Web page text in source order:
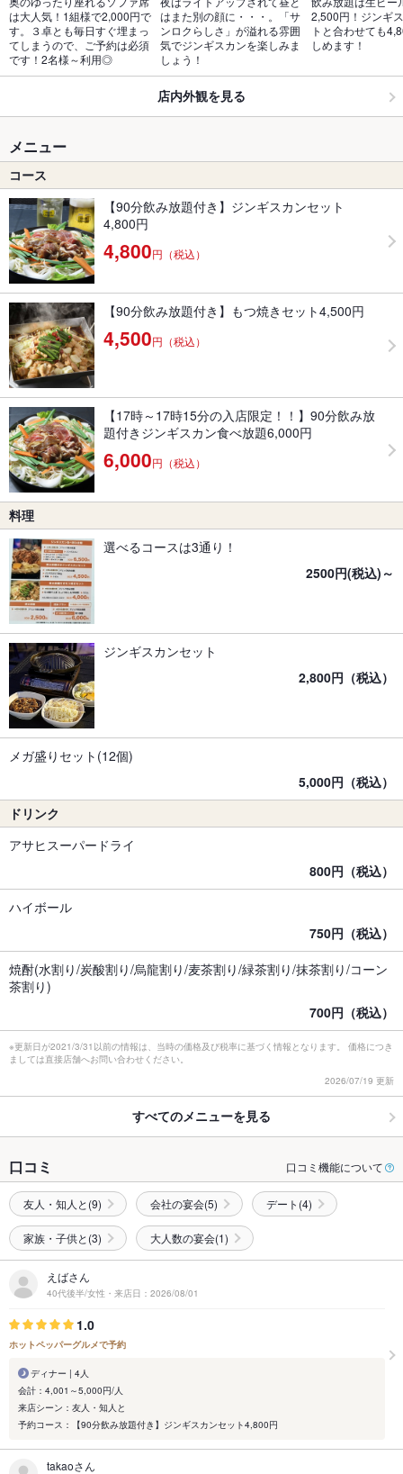
は大人気！1組様で2,000円で
す。３卓とも毎日すぐ埋まっ
てしまうので、ご予約は必須
です！2名様～利用◎
はまた別の顔に・・・。「サ
ンロクらしさ」が溢れる雰囲
気でジンギスカンを楽しみま
しょう！
2,500円！ジンギ
トと合わせても
しめます！
店内外観を見る
メニュー
コース
【90分飲み放題付き】ジンギスカンセット
4,800円
4,800円（税込）
【90分飲み放題付き】もつ焼きセット4,500円
4,500円（税込）
【17時～17時15分の入店限定！！】90分飲み放
題付きジンギスカン食べ放題6,000円
6,000円（税込）
料理
選べるコースは3通り！
2500円(税込)～
ジンギスカンセット
2,800円（税込）
メガ盛りセット(12個)
5,000円（税込）
ドリンク
アサヒスーパードライ
800円（税込）
ハイボール
750円（税込）
焼酎(水割り/炭酸割り/烏龍割り/麦茶割り/緑茶割り/抹茶割り/コーン
茶割り)
700円（税込）
※更新日が2021/3/31以前の情報は、当時の価格及び税率に基づく情報となります。 価格につき
ましては直接店舗へお問い合わせください。
2026/07/19 更新
すべてのメニューを見る
口コミ 口コミ機能について
友人・知人と(9) 会社の宴会(5) デート(4)
家族・子供と(3) 大人数の宴会(1)
えばさん
40代後半/女性・来店日：2026/08/01
1.0
ホットペッパーグルメで予約
ディナー | 4人
会計：4,001～5,000円/人
来店シーン：友人・知人と
予約コース：【90分飲み放題付き】ジンギスカンセット4,800円
takaoさん